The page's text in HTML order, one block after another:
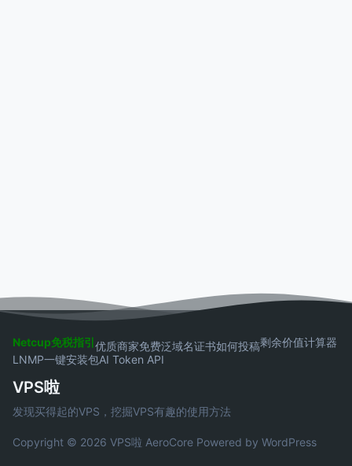
Netcup免税指引优质商家免费泛域名证书如何投稿剩余价值计算器
LNMP一键安装包AI Token API
VPS啦
发现买得起的VPS，挖掘VPS有趣的使用方法
Copyright © 2026 VPS啦 AeroCore Powered by WordPress